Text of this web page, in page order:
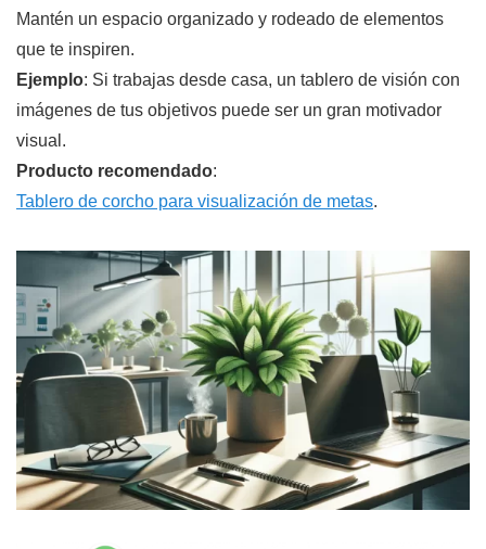
Mantén un espacio organizado y rodeado de elementos
que te inspiren.
Ejemplo: Si trabajas desde casa, un tablero de visión con
imágenes de tus objetivos puede ser un gran motivador
visual.
Producto recomendado:
Tablero de corcho para visualización de metas.